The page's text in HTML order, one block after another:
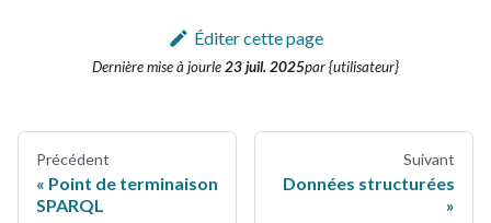
Éditer cette page
Dernière mise à jourle23 juil. 2025par {utilisateur}
Précédent
Point de terminaison
SPARQL
Suivant
Données structurées